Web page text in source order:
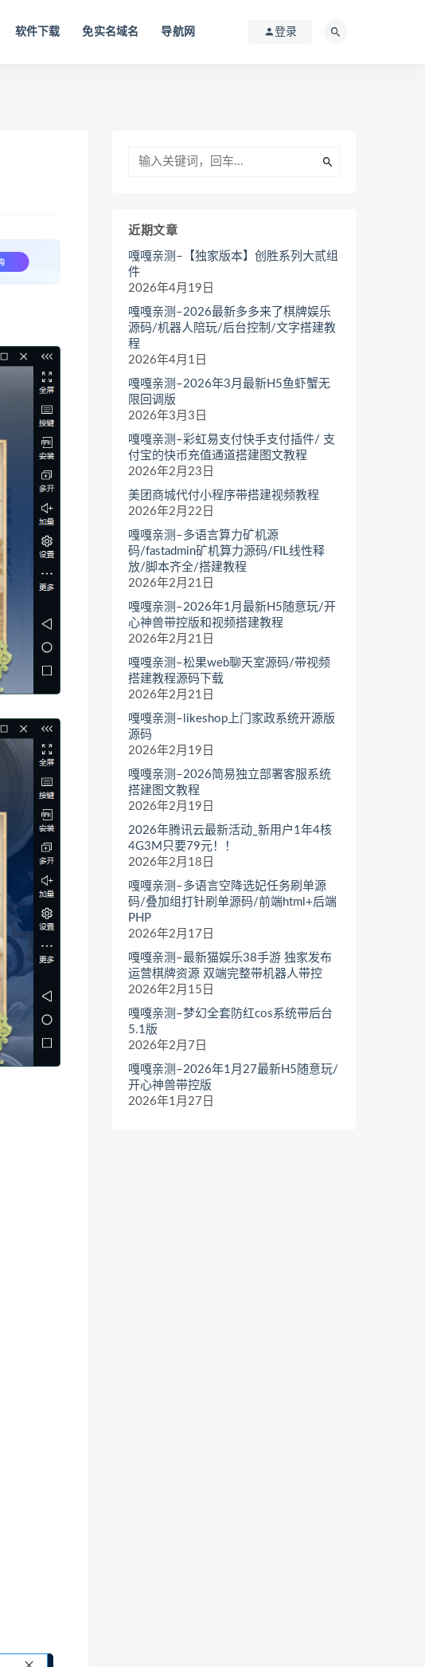
软件下载 免实名域名 导航网 登录
近期文章
嘎嘎亲测–【独家版本】创胜系列大贰组
件
2026年4月19日
嘎嘎亲测–2026最新多多来了棋牌娱乐
源码/机器人陪玩/后台控制/文字搭建教
程
2026年4月1日
嘎嘎亲测–2026年3月最新H5鱼虾蟹无
限回调版
2026年3月3日
嘎嘎亲测–彩虹易支付快手支付插件/ 支
付宝的快币充值通道搭建图文教程
2026年2月23日
美团商城代付小程序带搭建视频教程
2026年2月22日
嘎嘎亲测–多语言算力矿机源
码/fastadmin矿机算力源码/FIL线性释
放/脚本齐全/搭建教程
2026年2月21日
嘎嘎亲测–2026年1月最新H5随意玩/开
心神兽带控版和视频搭建教程
2026年2月21日
嘎嘎亲测–松果web聊天室源码/带视频
搭建教程源码下载
2026年2月21日
嘎嘎亲测–likeshop上门家政系统开源版
源码
2026年2月19日
嘎嘎亲测–2026简易独立部署客服系统
搭建图文教程
2026年2月19日
2026年腾讯云最新活动_新用户1年4核
4G3M只要79元！！
2026年2月18日
嘎嘎亲测–多语言空降选妃任务刷单源
码/叠加组打针刷单源码/前端html+后端
PHP
2026年2月17日
嘎嘎亲测–最新猫娱乐38手游 独家发布
运营棋牌资源 双端完整带机器人带控
2026年2月15日
嘎嘎亲测–梦幻全套防红cos系统带后台
5.1版
2026年2月7日
嘎嘎亲测–2026年1月27最新H5随意玩/
开心神兽带控版
2026年1月27日